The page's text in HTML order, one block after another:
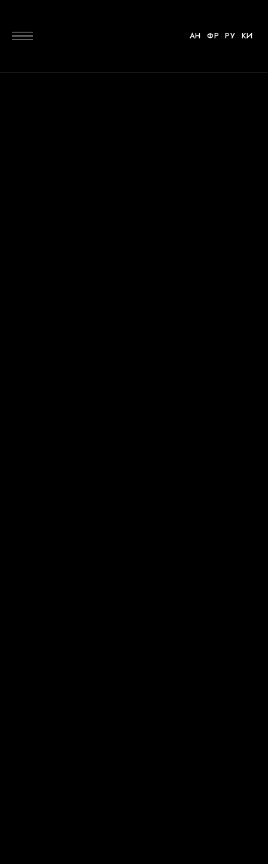
АН ФР РУ КИ